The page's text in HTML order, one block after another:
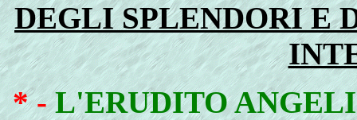
DEGLI SPLENDORI E
* -L'ERUDITO